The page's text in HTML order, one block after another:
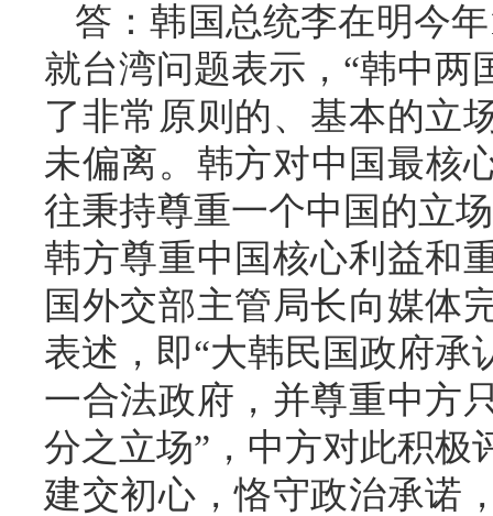
答：韩国总统李在明今
就台湾问题表示，“韩中
了非常原则的、基本的立
未偏离。韩方对中国最
往秉持尊重一个中国的立
韩方尊重中国核心利益和
国外交部主管局长向媒体
表述，即“大韩民国政府
一合法政府，并尊重中方
分之立场”，中方对此积极
建交初心，恪守政治承诺